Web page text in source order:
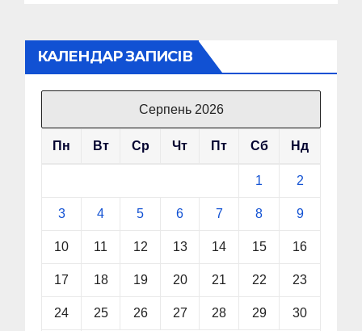
КАЛЕНДАР ЗАПИСІВ
Серпень 2026
Пн Вт Ср Чт Пт Сб Нд
1 2
3 4 5 6 7 8 9
10 11 12 13 14 15 16
17 18 19 20 21 22 23
24 25 26 27 28 29 30